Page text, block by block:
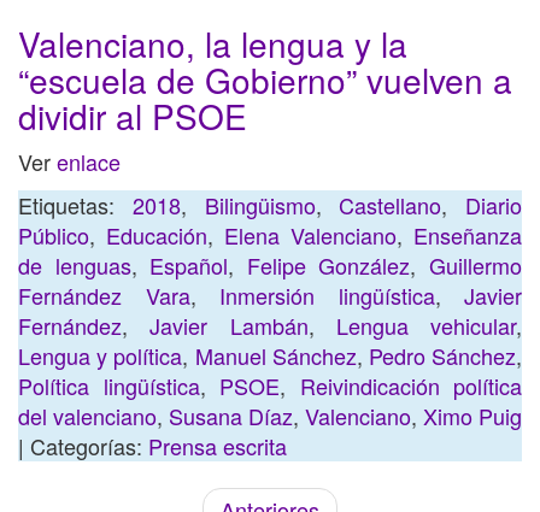
Valenciano, la lengua y la
“escuela de Gobierno” vuelven a
dividir al PSOE
Verenlace
Etiquetas: 2018, Bilingüismo,Castellano, Diario
Público, Educación, Elena Valenciano, Enseñanza
de lenguas, Español, Felipe González,Guillermo
Fernández Vara, Inmersión lingüística, Javier
Fernández,Javier Lambán, Lengua vehicular,
Lengua y política, Manuel Sánchez, Pedro Sánchez,
Política lingüística, PSOE, Reivindicación política
del valenciano, Susana Díaz, Valenciano, Ximo Puig
| Categorías: Prensa escrita